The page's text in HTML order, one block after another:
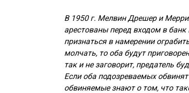
В 1950 г. Мелвин Дрешер и
арестованы перед входом в
признаться в намерении
молчать, то оба будут
так и не заговорит, предатель
Если оба подозреваемых
обвиняемые знают о том, что